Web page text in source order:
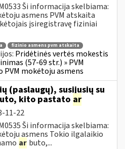
Ši informacija skelbiama:
asmens PVM atskaita
įsiregistravę fiziniai
fizinio asmens pvm atskaita
Pridėtinės vertės mokestis
(57-69 str.) » PVM
mokėtoju asmens
(paslaugų), susijusių su
kito pastato ar
11-22
Ši informacija skelbiama:
asmens Tokio ilgalaikio
ar buto,...